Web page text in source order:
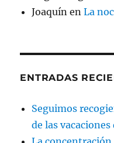
Joaquín enLa
ENTRADAS
Seguimos
de las